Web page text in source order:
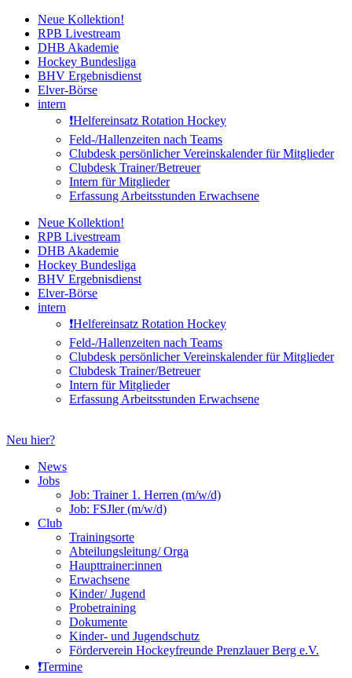
Zum
Inhalt
springen
Neue Kollektion!
RPB Livestream
DHB Akademie
Hockey Bundesliga
BHV Ergebnisdienst
Elver-Börse
intern
❗️Helfereinsatz Rotation Hockey
Feld-/Hallenzeiten nach Teams
Clubdesk persönlicher Vereinskalender für Mitglieder
Clubdesk Trainer/Betreuer
Intern für Mitglieder
Erfassung Arbeitsstunden Erwachsene
Neue Kollektion!
RPB Livestream
DHB Akademie
Hockey Bundesliga
BHV Ergebnisdienst
Elver-Börse
intern
❗️Helfereinsatz Rotation Hockey
Feld-/Hallenzeiten nach Teams
Clubdesk persönlicher Vereinskalender für Mitglieder
Clubdesk Trainer/Betreuer
Intern für Mitglieder
Erfassung Arbeitsstunden Erwachsene
Neu hier?
News
Jobs
Job: Trainer 1. Herren (m/w/d)
Job: FSJler (m/w/d)
Club
Trainingsorte
Abteilungsleitung/ Orga
Haupttrainer:innen
Erwachsene
Kinder/ Jugend
Probetraining
Dokumente
Kinder- und Jugendschutz
Förderverein Hockeyfreunde Prenzlauer Berg e.V.
❗️Termine